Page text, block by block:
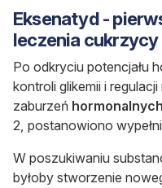
Eksenatyd -
leczenia cukrzycy
Po odkryciu potencjału
kontroli glikemii i regulacji
zaburzeń hormonalnych
2, postanowiono
W poszukiwaniu
byłoby stworzenie